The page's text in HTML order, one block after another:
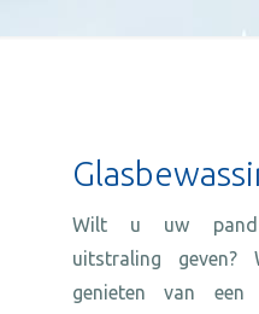
Wilt u uw pand
uitstraling
genieten van